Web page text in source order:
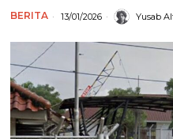
BERITA 13/01/2026 Yusab